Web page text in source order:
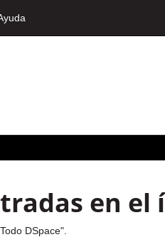
en el
DSpace".